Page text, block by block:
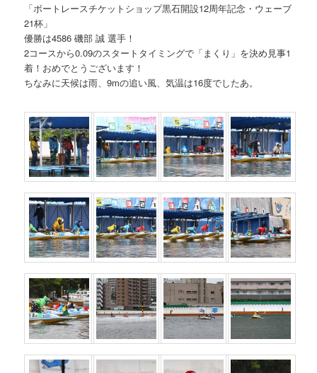
「ボートレースチケットショップ黒石開設12周年記念・ウェーブ
21杯」
優勝は4586 磯部 誠 選手！
2コースから0.09のスタートタイミングで「まくり」を決め見事1
着！おめでとうございます！
ちなみに天候は雨、9mの追い風、気温は16度でしたあ。